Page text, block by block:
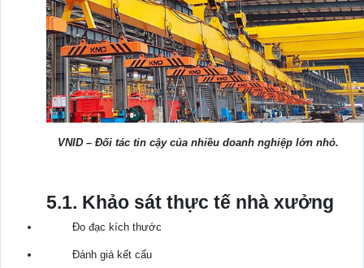
VNID – Đối tác tin cậy của nhiều doanh nghiệp lớn nhỏ.
5.1. Khảo sát thực tế nhà xưởng
Đo đạc kích thước
Đánh giá kết cấu